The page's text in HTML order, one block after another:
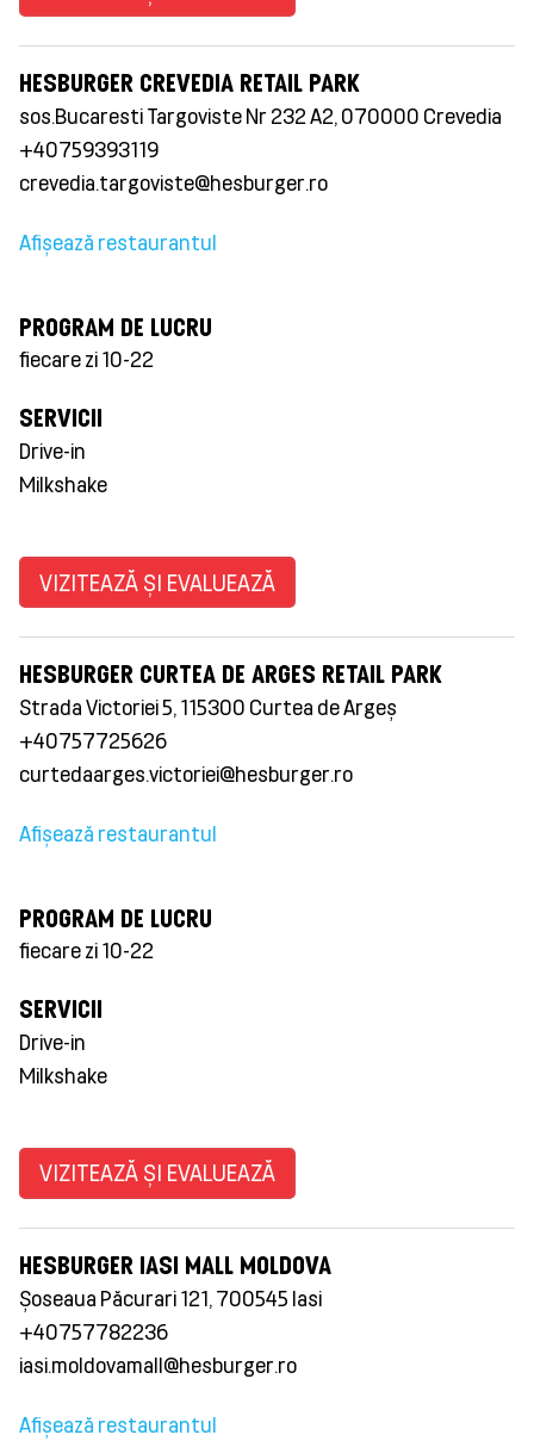
HESBURGER CREVEDIA RETAIL PARK
sos.Bucaresti Targoviste Nr 232 A2, 070000 Crevedia
+40759393119
crevedia.targoviste@hesburger.ro
Afișează restaurantul
PROGRAM DE LUCRU
fiecare zi 10-22
SERVICII
Drive-in
Milkshake
VIZITEAZĂ ȘI EVALUEAZĂ
HESBURGER CURTEA DE ARGES RETAIL PARK
Strada Victoriei 5, 115300 Curtea de Argeș
+40757725626
curtedaarges.victoriei@hesburger.ro
Afișează restaurantul
PROGRAM DE LUCRU
fiecare zi 10-22
SERVICII
Drive-in
Milkshake
VIZITEAZĂ ȘI EVALUEAZĂ
HESBURGER IASI MALL MOLDOVA
Șoseaua Păcurari 121, 700545 Iasi
+40757782236
iasi.moldovamall@hesburger.ro
Afișează restaurantul